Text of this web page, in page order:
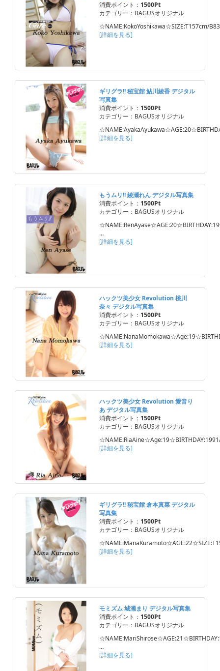
消費ポイント： 1500Pt
カテゴリー：BAGUSオリジナル
☆NAME:KokoYoshikawa☆SIZE:T157cm/
[詳細を見る]
ギリグラ!! 秘宝館 鮎川綾香 デジタル
写真集
消費ポイント： 1500Pt
カテゴリー：BAGUSオリジナル
[詳細を見る]
もうムリ!! 綾瀬れん デジタル写真集
消費ポイント： 1500Pt
カテゴリー：BAGUSオリジナル
…
[詳細を見る]
ハックツ美少女 Revolution 桃川
奈々 デジタル写真集
消費ポイント： 1500Pt
カテゴリー：BAGUSオリジナル
[詳細を見る]
ハックツ美少女 Revolution 愛音り
あ デジタル写真集
消費ポイント： 1500Pt
カテゴリー：BAGUSオリジナル
[詳細を見る]
ギリグラ!! 秘宝館 倉本真菜 デジタル
写真集
消費ポイント： 1500Pt
カテゴリー：BAGUSオリジナル
[詳細を見る]
モミズム 城瀬まり デジタル写真集
消費ポイント： 1500Pt
カテゴリー：BAGUSオリジナル
…
[詳細を見る]